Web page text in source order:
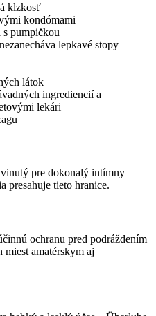
klzkosť
kondómami
pumpičkou
lepkavé stopy
látok
ingrediencií a
lekári
pre dokonalý intímny
presahuje tieto hranice.
ochranu pred podráždením
amatérskym aj